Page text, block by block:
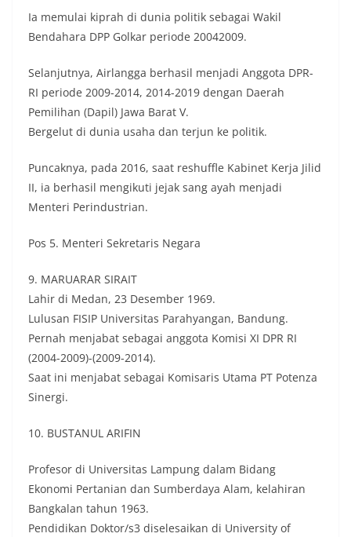
Ia memulai kiprah di dunia politik sebagai Wakil
Bendahara DPP Golkar periode 20042009.
Selanjutnya, Airlangga berhasil menjadi Anggota DPR-
RI periode 2009-2014, 2014-2019 dengan Daerah
Pemilihan (Dapil) Jawa Barat V.
Bergelut di dunia usaha dan terjun ke politik.
Puncaknya, pada 2016, saat reshuffle Kabinet Kerja Jilid
II, ia berhasil mengikuti jejak sang ayah menjadi
Menteri Perindustrian.
Pos 5. Menteri Sekretaris Negara
9. MARUARAR SIRAIT
Lahir di Medan, 23 Desember 1969.
Lulusan FISIP Universitas Parahyangan, Bandung.
Pernah menjabat sebagai anggota Komisi XI DPR RI
(2004-2009)-(2009-2014).
Saat ini menjabat sebagai Komisaris Utama PT Potenza
Sinergi.
10. BUSTANUL ARIFIN
Profesor di Universitas Lampung dalam Bidang
Ekonomi Pertanian dan Sumberdaya Alam, kelahiran
Bangkalan tahun 1963.
Pendidikan Doktor/s3 diselesaikan di University of